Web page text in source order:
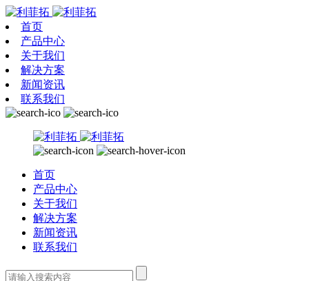
首页
产品中心
关于我们
解决方案
新闻资讯
联系我们
首页
产品中心
关于我们
解决方案
新闻资讯
联系我们